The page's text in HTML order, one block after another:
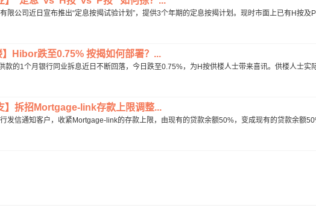
限公司近日宣布推出“定息按揭试验计划”，提供3个年期的定息按揭计划。现时市面上已有H按及
】Hibor跌至0.75% 按揭如何部署？...
款的1个月银行同业拆息近日不断回落，今日跌至0.75%，为H按供楼人士带来喜讯。供楼人士实
】拆招Mortgage-link存款上限调整...
发信通知客户，收紧Mortgage-link的存款上限，由现有的贷款余额50%，变成现有的贷款余额